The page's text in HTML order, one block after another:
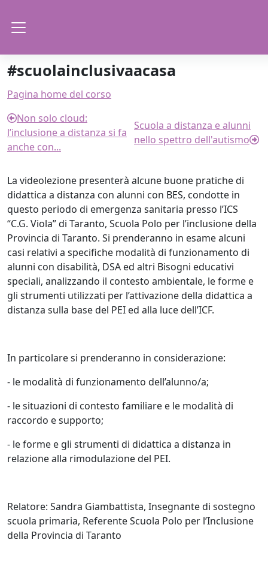
#scuolainclusivaacasa
Schema della sezione
Pagina home del corso
Non solo cloud:
l’inclusione a distanza si fa
anche con...
Scuola a distanza e alunni
nello spettro dell'autismo
La videolezione presenterà alcune buone pratiche di
didattica a distanza con alunni con BES, condotte in
questo periodo di emergenza sanitaria presso l’ICS
“C.G. Viola” di Taranto, Scuola Polo per l’inclusione della
Provincia di Taranto. Si prenderanno in esame alcuni
casi relativi a specifiche modalità di funzionamento di
alunni con disabilità, DSA ed altri Bisogni educativi
speciali, analizzando il contesto ambientale, le forme e
gli strumenti utilizzati per l’attivazione della didattica a
distanza sulla base del PEI ed alla luce dell’ICF.
In particolare si prenderanno in considerazione:
- le modalità di funzionamento dell’alunno/a;
- le situazioni di contesto familiare e le modalità di
raccordo e supporto;
- le forme e gli strumenti di didattica a distanza in
relazione alla rimodulazione del PEI.
Relatore: Sandra Giambattista, Insegnante di sostegno
scuola primaria, Referente Scuola Polo per l’Inclusione
della Provincia di Taranto